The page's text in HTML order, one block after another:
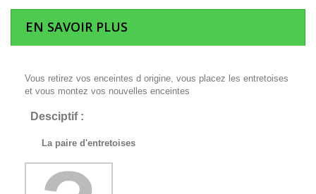
EN SAVOIR PLUS
Vous retirez vos enceintes d origine, vous placez les entretoises
et vous montez vos nouvelles enceintes
Desciptif :
La paire d'entretoises